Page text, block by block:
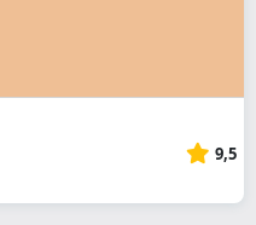
9,5